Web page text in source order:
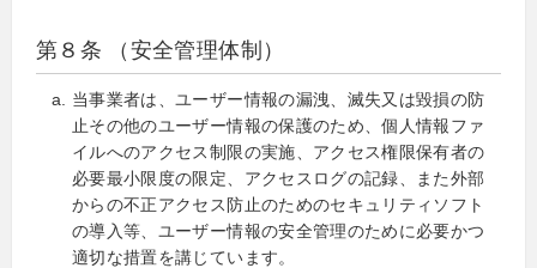
第８条 （安全管理体制）
当事業者は、ユーザー情報の漏洩、滅失又は毀損の防
止その他のユーザー情報の保護のため、個人情報ファ
イルへのアクセス制限の実施、アクセス権限保有者の
必要最小限度の限定、アクセスログの記録、また外部
からの不正アクセス防止のためのセキュリティソフト
の導入等、ユーザー情報の安全管理のために必要かつ
適切な措置を講じています。